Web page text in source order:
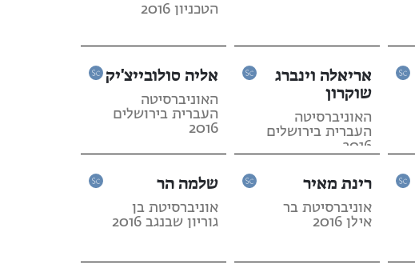
הטכניון 2016
אריאלה וינברג
שוקרון
האוניברסיטה
העברית בירושלים
2016
אליה סולובייצ'יק
האוניברסיטה
העברית בירושלים
2016
רינת מאיר
אוניברסיטת בר
אילן 2016
שלמה הר
אוניברסיטת בן
גוריון שבנגב 2016